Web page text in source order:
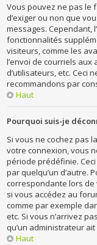
Vous pouvez ne pas le
d’exiger ou non que
messages. Cependant,
fonctionnalités
visiteurs, comme les
l’envoi de courriels aux
d’utilisateurs, etc. Ceci
recommandons par
Haut
Pourquoi suis-je
Si vous ne cochez pas
votre connexion, vous
période prédéfinie.
par quelqu’un d’autre.
correspondante lors de
si vous accédez au
comme par exemple
etc. Si vous n’arrivez
qu’un administrateur
Haut